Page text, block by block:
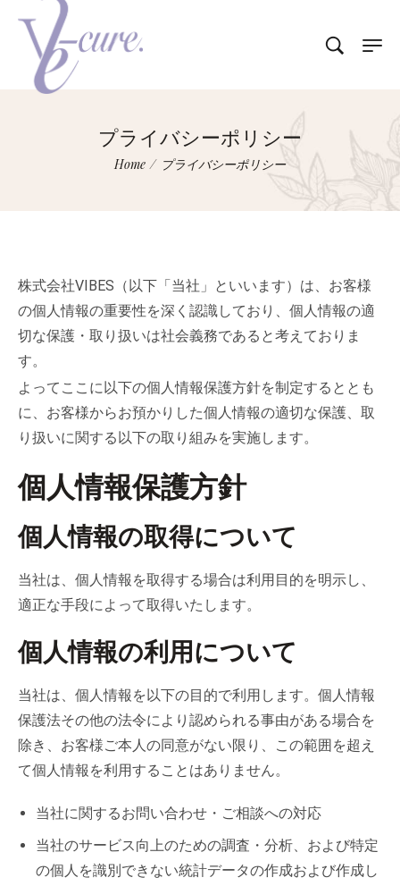
プライバシーポリシー
Home / プライバシーポリシー
株式会社VIBES（以下「当社」といいます）は、お客様
の個人情報の重要性を深く認識しており、個人情報の適
切な保護・取り扱いは社会義務であると考えておりま
す。
よってここに以下の個人情報保護方針を制定するととも
に、お客様からお預かりした個人情報の適切な保護、取
り扱いに関する以下の取り組みを実施します。
個人情報保護方針
個人情報の取得について
当社は、個人情報を取得する場合は利用目的を明示し、
適正な手段によって取得いたします。
個人情報の利用について
当社は、個人情報を以下の目的で利用します。個人情報
保護法その他の法令により認められる事由がある場合を
除き、お客様ご本人の同意がない限り、この範囲を超え
て個人情報を利用することはありません。
当社に関するお問い合わせ・ご相談への対応
当社のサービス向上のための調査・分析、および特定
の個人を識別できない統計データの作成および作成し